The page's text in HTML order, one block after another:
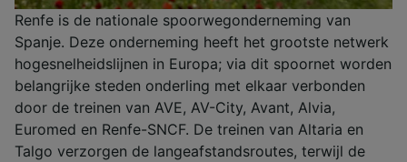
Renfe is de nationale spoorwegonderneming van
Spanje. Deze onderneming heeft het grootste netwerk
hogesnelheidslijnen in Europa; via dit spoornet worden
belangrijke steden onderling met elkaar verbonden
door de treinen van AVE, AV-City, Avant, Alvia,
Euromed en Renfe-SNCF. De treinen van Altaria en
Talgo verzorgen de langeafstandsroutes, terwijl de